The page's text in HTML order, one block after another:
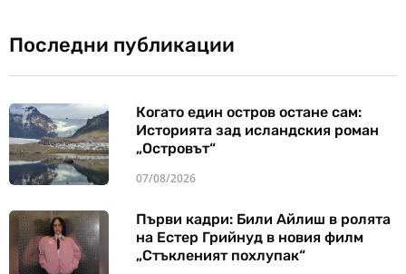
Последни публикации
Когато един остров остане сам:
Историята зад исландския роман
„Островът“
07/08/2026
Първи кадри: Били Айлиш в ролята
на Естер Грийнуд в новия филм
„Стъкленият похлупак“